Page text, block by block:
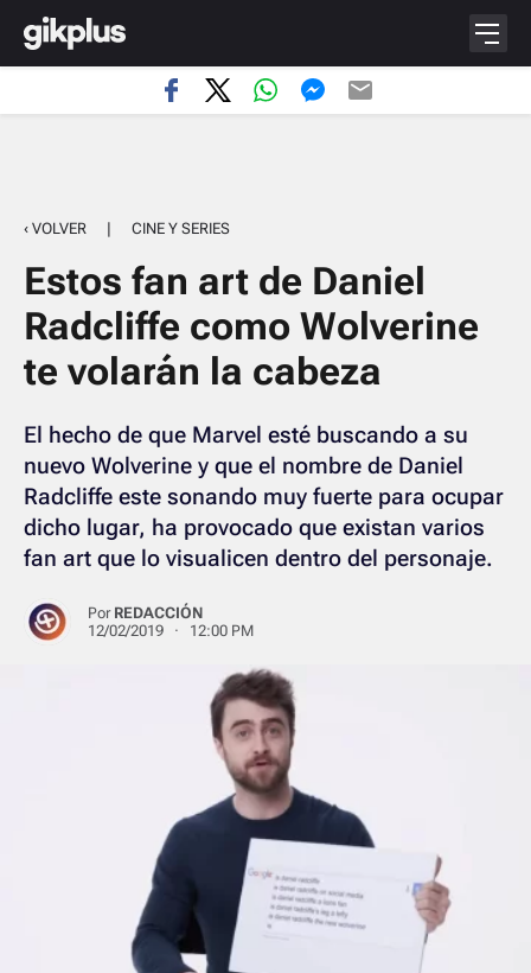
‹ VOLVER | CINE Y SERIES
Estos fan art de Daniel
Radcliffe como Wolverine
te volarán la cabeza
El hecho de que Marvel esté buscando a su
nuevo Wolverine y que el nombre de Daniel
Radcliffe este sonando muy fuerte para ocupar
dicho lugar, ha provocado que existan varios
fan art que lo visualicen dentro del personaje.
Por REDACCIÓN
12/02/2019 · 12:00 PM